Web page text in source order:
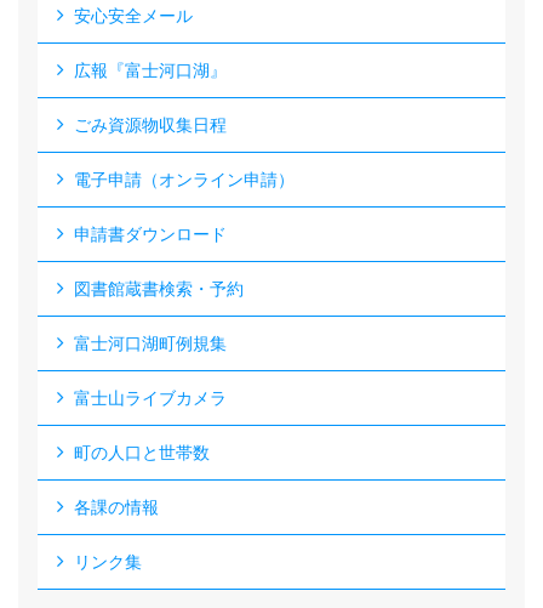
安心安全メール
広報『富士河口湖』
ごみ資源物収集日程
電子申請（オンライン申請）
申請書ダウンロード
図書館蔵書検索・予約
富士河口湖町例規集
富士山ライブカメラ
町の人口と世帯数
各課の情報
リンク集